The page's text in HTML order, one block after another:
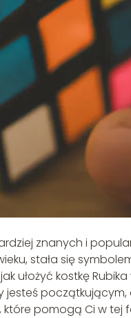
znanych i
stała się
ułożyć kostkę
jesteś
które pomogą Ci w tej